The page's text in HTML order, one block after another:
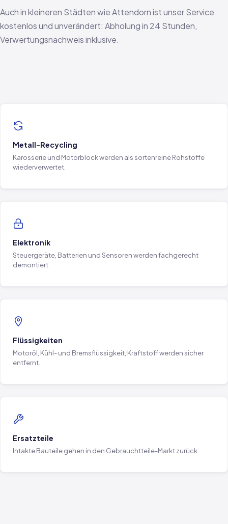
Auch in kleineren Städten wie Attendorn ist unser Service
kostenlos und unverändert: Abholung in 24 Stunden,
Verwertungsnachweis inklusive.
Metall-Recycling
Karosserie und Motorblock werden als sortenreine Rohstoffe
wiederverwertet.
Elektronik
Steuergeräte, Batterien und Sensoren werden fachgerecht
demontiert.
Flüssigkeiten
Motoröl, Kühl- und Bremsflüssigkeit, Kraftstoff werden sicher
entfernt.
Ersatzteile
Intakte Bauteile gehen in den Gebrauchtteile-Markt zurück.